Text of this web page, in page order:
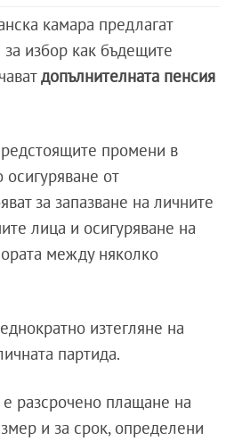
камара предлагат
избор как бъдещите
допълнителната пенсия
промени в
от
за запазване на личните
лица и осигуряване на
между няколко
изтегляне на
партида.
е разсрочено плащане на
и за срок, определени